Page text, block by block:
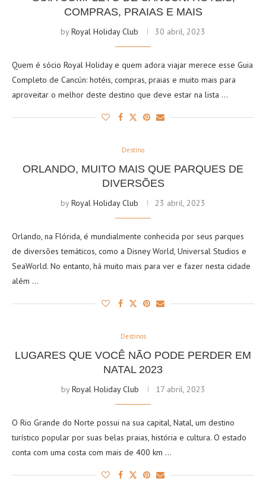
COMPRAS, PRAIAS E MAIS
byRoyal Holiday Club 30 abril, 2023
Quem é sócio Royal Holiday e quem adora viajar merece esse Guia
Completo de Cancún: hotéis, compras, praias e muito mais para
aproveitar o melhor deste destino que deve estar na lista …
Destino
ORLANDO, MUITO MAIS QUE PARQUES DE
DIVERSÕES
byRoyal Holiday Club 23 abril, 2023
Orlando, na Flórida, é mundialmente conhecida por seus parques
de diversões temáticos, como a Disney World, Universal Studios e
SeaWorld. No entanto, há muito mais para ver e fazer nesta cidade
além …
Destinos
LUGARES QUE VOCÊ NÃO PODE PERDER EM
NATAL 2023
byRoyal Holiday Club 17 abril, 2023
O Rio Grande do Norte possui na sua capital, Natal, um destino
turístico popular por suas belas praias, história e cultura. O estado
conta com uma costa com mais de 400 km …